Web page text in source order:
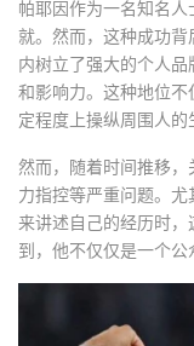
帕耶因作为一名知名
就。然而，这种成功
内树立了强大的个人
和影响力。这种地位
定程度上操纵周围人的
然而，随着时间推移
力指控等严重问题。
来讲述自己的经历时
到，他不仅仅是一个公